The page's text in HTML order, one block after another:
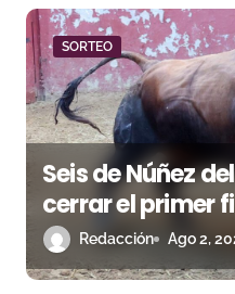
a
d
a
s
SORTEO
Seis de Núñez
cerrar el primer
Puerto de Santa
Redacción Ago 2,